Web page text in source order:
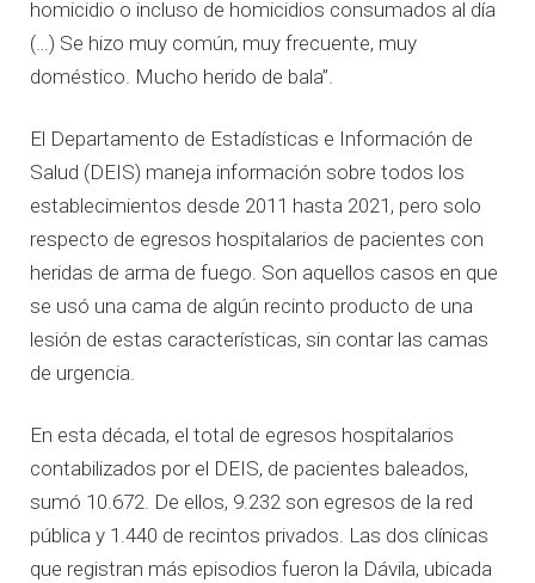
homicidio o incluso de homicidios consumados al día
(…) Se hizo muy común, muy frecuente, muy
doméstico. Mucho herido de bala”.
El Departamento de Estadísticas e Información de
Salud (DEIS) maneja información sobre todos los
establecimientos desde 2011 hasta 2021, pero solo
respecto de egresos hospitalarios de pacientes con
heridas de arma de fuego. Son aquellos casos en que
se usó una cama de algún recinto producto de una
lesión de estas características, sin contar las camas
de urgencia.
En esta década, el total de egresos hospitalarios
contabilizados por el DEIS, de pacientes baleados,
sumó 10.672. De ellos, 9.232 son egresos de la red
pública y 1.440 de recintos privados. Las dos clínicas
que registran más episodios fueron la Dávila, ubicada